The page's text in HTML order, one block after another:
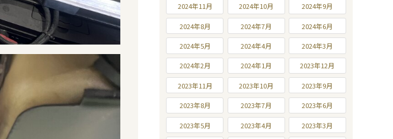
2024年11月 2024年10月 2024年9月
2024年8月 2024年7月 2024年6月
2024年5月 2024年4月 2024年3月
2024年2月 2024年1月 2023年12月
2023年11月 2023年10月 2023年9月
2023年8月 2023年7月 2023年6月
2023年5月 2023年4月 2023年3月